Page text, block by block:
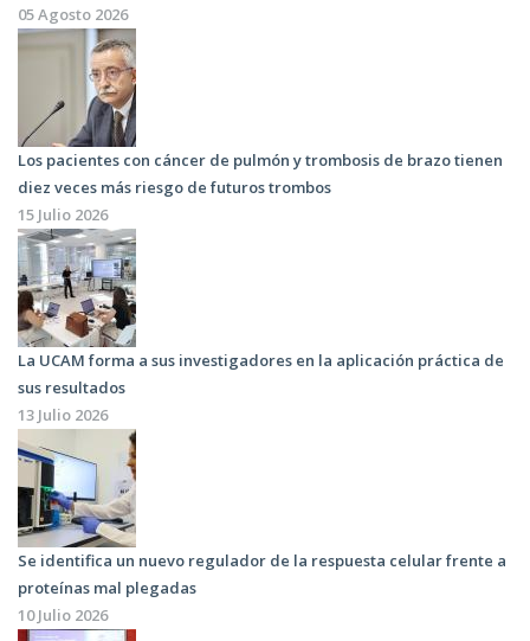
05 Agosto 2026
Los pacientes con cáncer de pulmón y trombosis de brazo tienen
diez veces más riesgo de futuros trombos
15 Julio 2026
La UCAM forma a sus investigadores en la aplicación práctica de
sus resultados
13 Julio 2026
Se identifica un nuevo regulador de la respuesta celular frente a
proteínas mal plegadas
10 Julio 2026